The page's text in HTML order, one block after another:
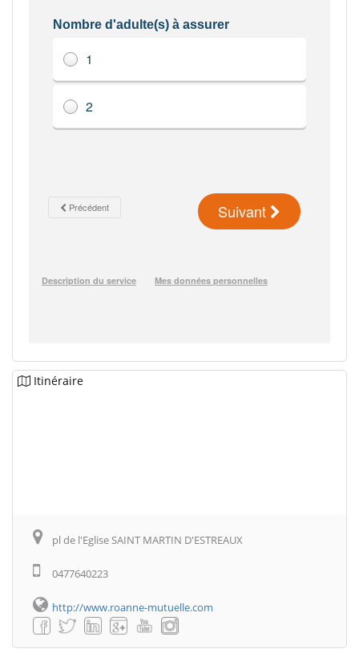
Itinéraire
pl de l'Eglise SAINT MARTIN D'ESTREAUX
0477640223
http://www.roanne-mutuelle.com